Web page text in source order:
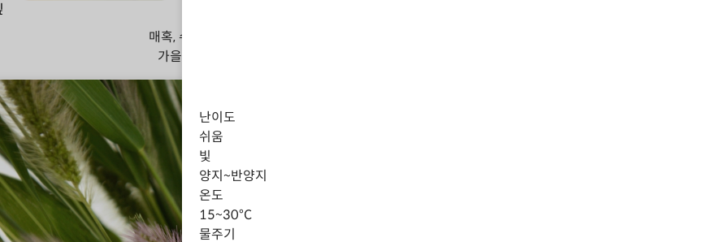
매혹, 수줍음
가을
난이도
쉬움
빛
양지~반양지
온도
15~30°C
물주기